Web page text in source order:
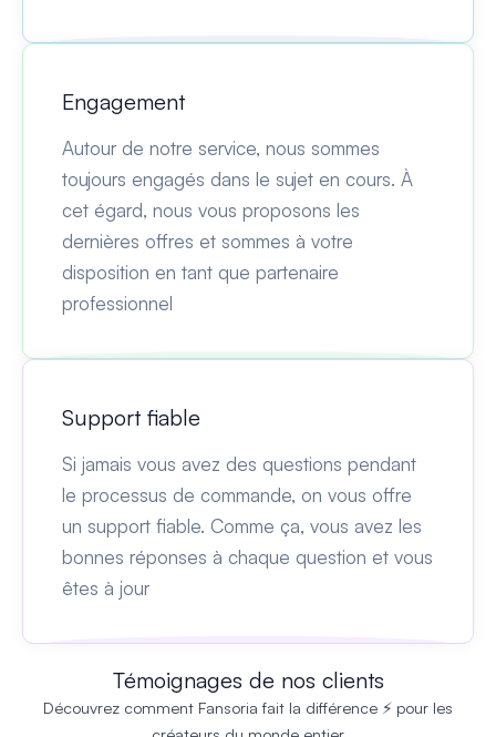
Engagement
Autour de notre service, nous sommes
toujours engagés dans le sujet en cours. À
cet égard, nous vous proposons les
dernières offres et sommes à votre
disposition en tant que partenaire
professionnel
Support fiable
Si jamais vous avez des questions pendant
le processus de commande, on vous offre
un support fiable. Comme ça, vous avez les
bonnes réponses à chaque question et vous
êtes à jour
Témoignages de nos clients
Découvrez comment Fansoria fait la différence ⚡ pour les